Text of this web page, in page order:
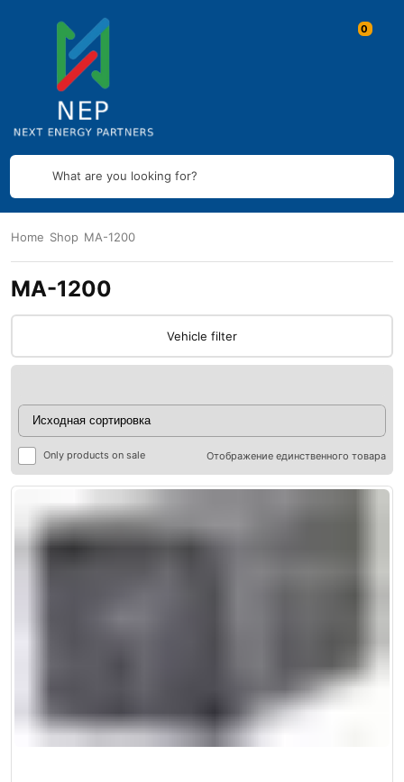
What are you looking for?
Home Shop MA-1200
MA-1200
Vehicle filter
Only products on sale Отображение единственного товара